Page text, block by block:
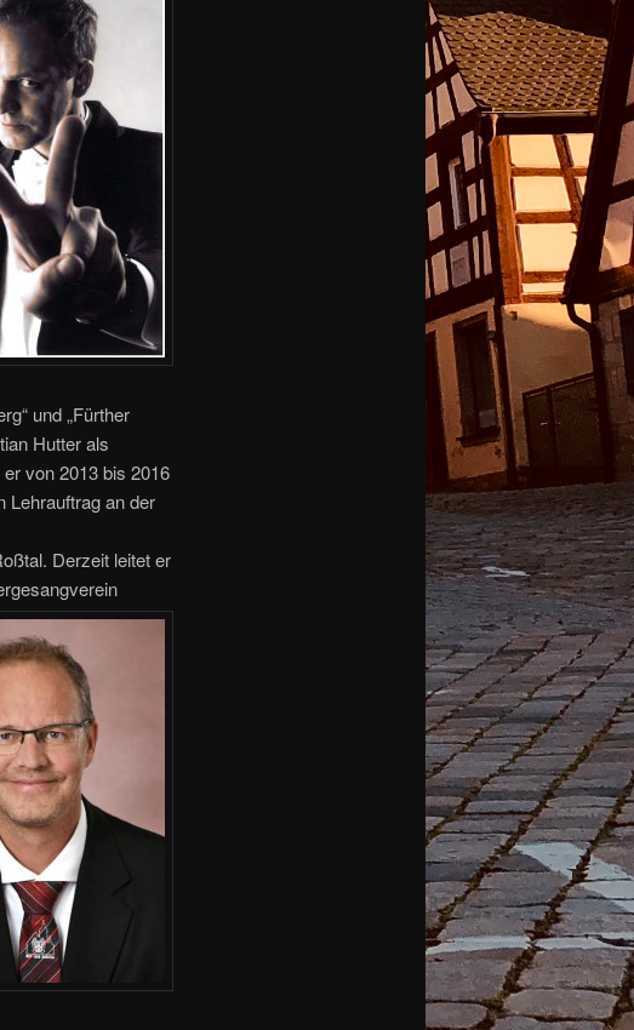
und „Fürther
Hutter als
von 2013 bis 2016
Lehrauftrag an der
Derzeit leitet er